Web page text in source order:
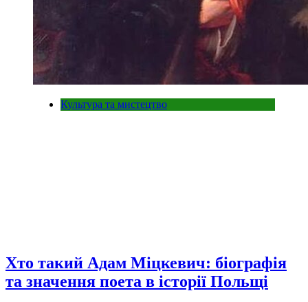
Культура та мистецтво
Хто такий Адам Міцкевич: біографія
та значення поета в історії Польщі